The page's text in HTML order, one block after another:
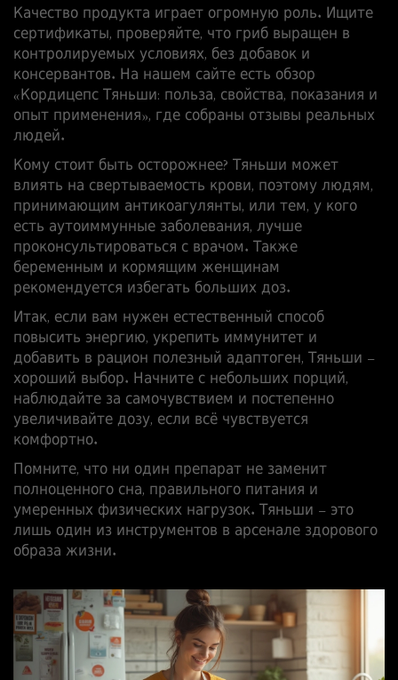
Качество продукта играет огромную роль. Ищите
сертификаты, проверяйте, что гриб выращен в
контролируемых условиях, без добавок и
консервантов. На нашем сайте есть обзор
«Кордицепс Тяньши: польза, свойства, показания и
опыт применения», где собраны отзывы реальных
людей.
Кому стоит быть осторожнее? Тяньши может
влиять на свертываемость крови, поэтому людям,
принимающим антикоагулянты, или тем, у кого
есть аутоиммунные заболевания, лучше
проконсультироваться с врачом. Также
беременным и кормящим женщинам
рекомендуется избегать больших доз.
Итак, если вам нужен естественный способ
повысить энергию, укрепить иммунитет и
добавить в рацион полезный адаптоген, Тяньши –
хороший выбор. Начните с небольших порций,
наблюдайте за самочувствием и постепенно
увеличивайте дозу, если всё чувствуется
комфортно.
Помните, что ни один препарат не заменит
полноценного сна, правильного питания и
умеренных физических нагрузок. Тяньши – это
лишь один из инструментов в арсенале здорового
образа жизни.